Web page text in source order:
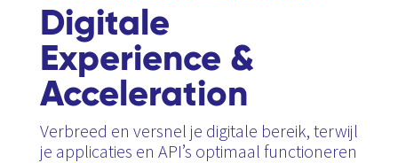
Digitale
Experience &
Acceleration
Verbreed en versnel je digitale bereik, terwijl
je applicaties en API’s optimaal functioneren